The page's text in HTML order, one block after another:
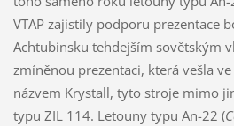
VTAP zajistily podporu prezentace
Achtubinsku tehdejším sovětským
zmíněnou prezentaci, která vešla
názvem Krystall, tyto stroje mimo
typu ZIL 114. Letouny typu An-22 (